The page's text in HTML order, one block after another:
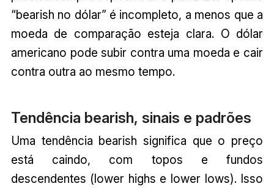
“bearish no dólar” é incompleto, a menos que a
moeda de comparação esteja clara. O dólar
americano pode subir contra uma moeda e cair
contra outra ao mesmo tempo.
Tendência bearish, sinais e padrões
Uma tendência bearish significa que o preço
está caindo, com topos e fundos
descendentes (lower highs e lower lows). Isso